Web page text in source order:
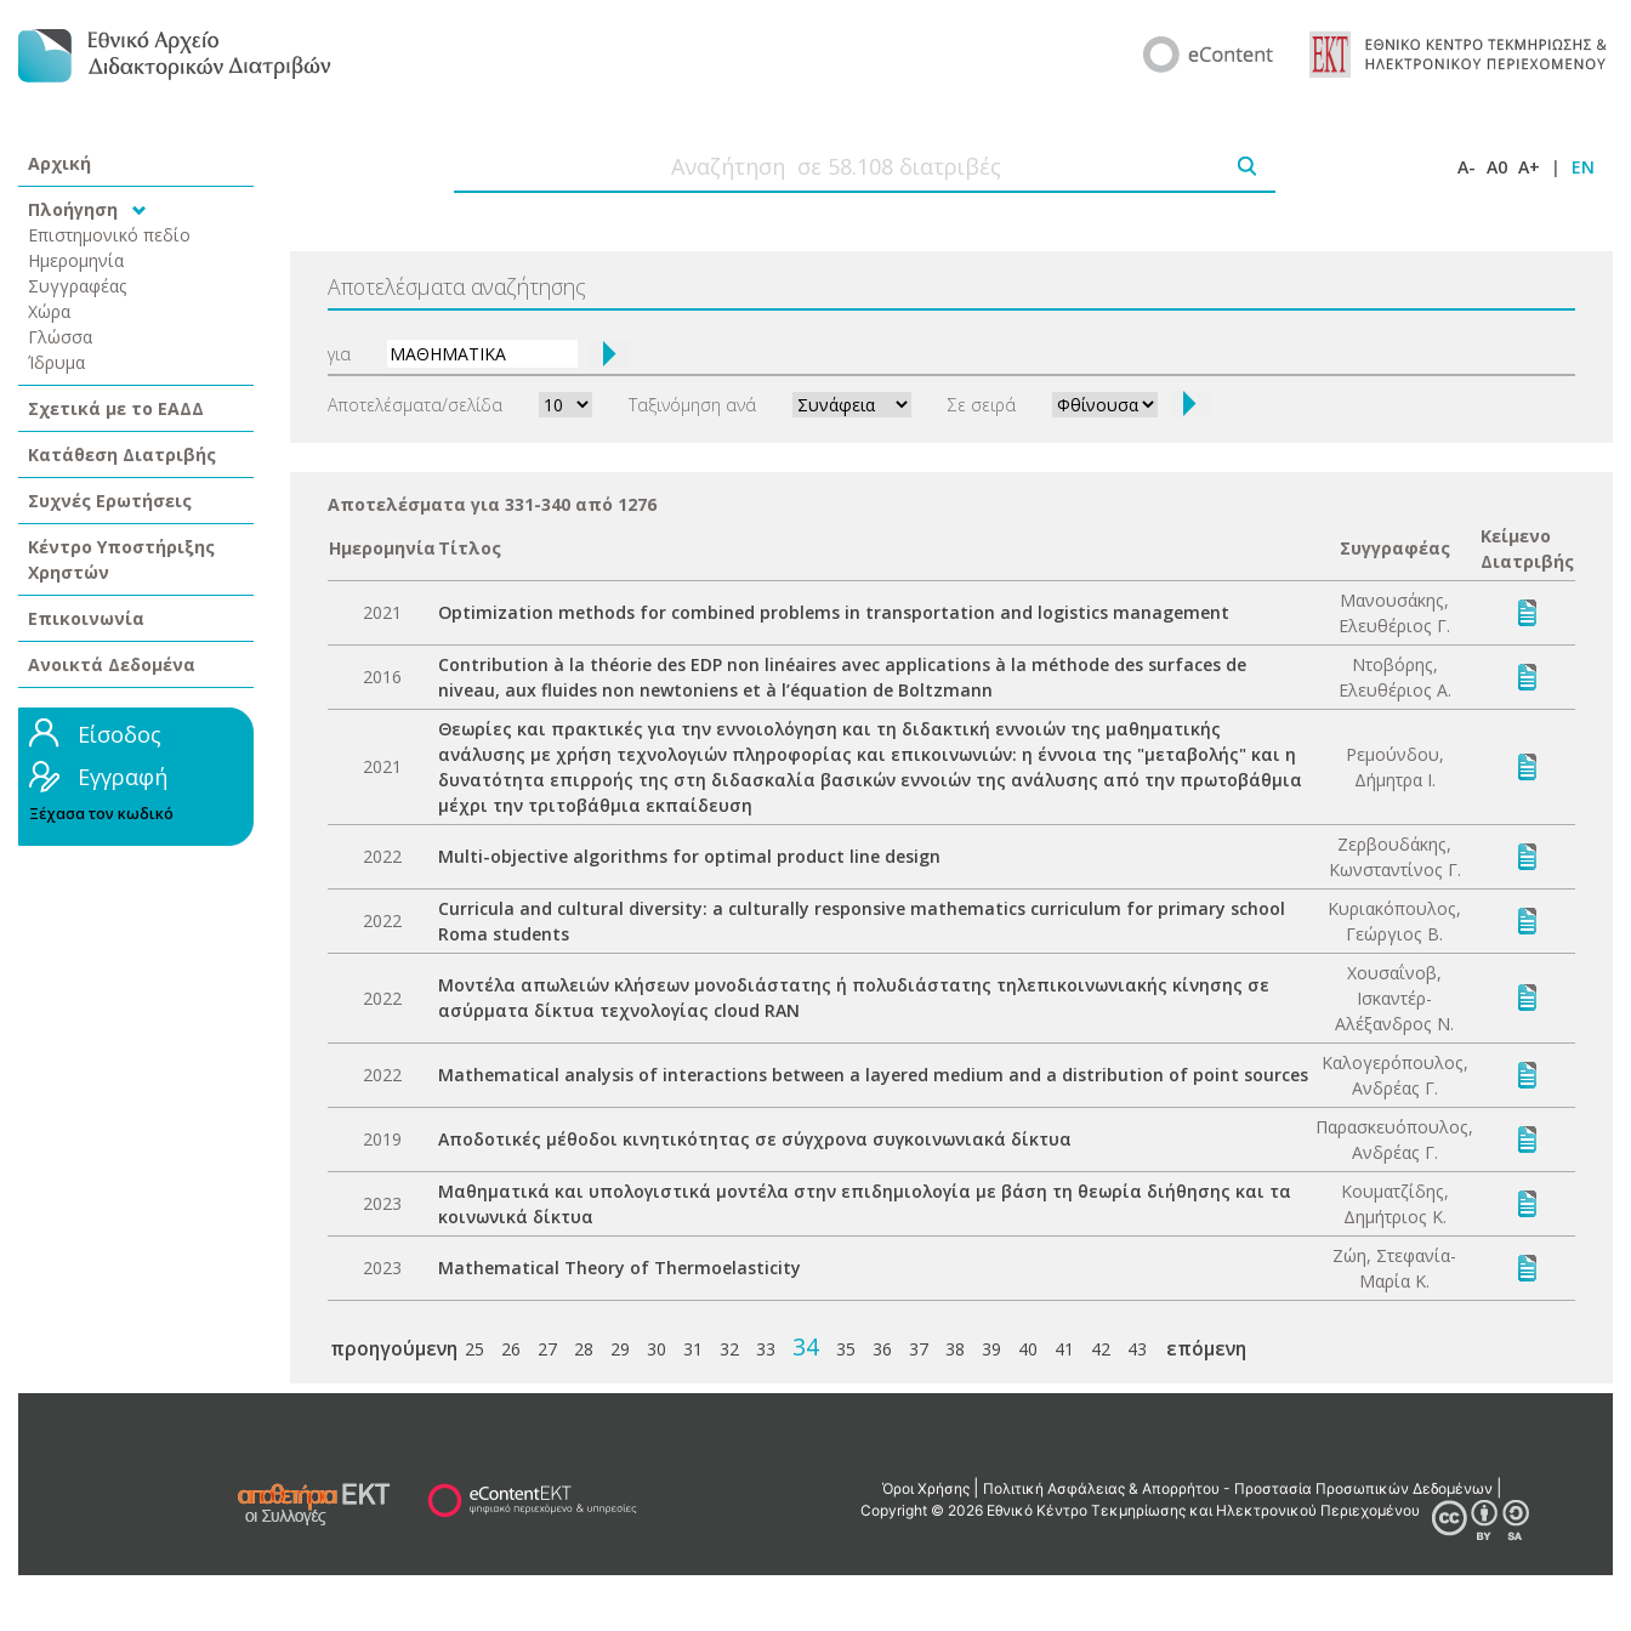
Αρχική
Πλοήγηση
Επιστημονικό πεδίο
Ημερομηνία
Συγγραφέας
Χώρα
Γλώσσα
Ίδρυμα
Σχετικά με το ΕΑΔΔ
Κατάθεση Διατριβής
Συχνές Ερωτήσεις
Κέντρο Υποστήριξης
Χρηστών
Επικοινωνία
Ανοικτά Δεδομένα
Είσοδος
Εγγραφή
Ξέχασα τον κωδικό
A- A0 A+ | EN
Αποτελέσματα αναζήτησης
για
Αποτελέσματα/σελίδα Ταξινόμηση ανά Σε σειρά
Αποτελέσματα για 331-340 από 1276
Ημερομηνία Τίτλος Συγγραφέας
Κείμενο
Διατριβής
2021 Optimization methods for combined problems in transportation and logistics management
Μανουσάκης,
Ελευθέριος Γ.
2016
Contribution à la théorie des EDP non linéaires avec applications à la méthode des surfaces de
niveau, aux fluides non newtoniens et à l’équation de Boltzmann
Ντοβόρης,
Ελευθέριος Α.
2021
Θεωρίες και πρακτικές για την εννοιολόγηση και τη διδακτική εννοιών της μαθηματικής
ανάλυσης με χρήση τεχνολογιών πληροφορίας και επικοινωνιών: η έννοια της "μεταβολής" και η
δυνατότητα επιρροής της στη διδασκαλία βασικών εννοιών της ανάλυσης από την πρωτοβάθμια
μέχρι την τριτοβάθμια εκπαίδευση
Ρεμούνδου,
Δήμητρα Ι.
2022 Multi-objective algorithms for optimal product line design
Ζερβουδάκης,
Κωνσταντίνος Γ.
2022
Curricula and cultural diversity: a culturally responsive mathematics curriculum for primary school
Roma students
Κυριακόπουλος,
Γεώργιος Β.
2022
Μοντέλα απωλειών κλήσεων μονοδιάστατης ή πολυδιάστατης τηλεπικοινωνιακής κίνησης σε
ασύρματα δίκτυα τεχνολογίας cloud RAN
Χουσαΐνοβ,
Ισκαντέρ-
Αλέξανδρος Ν.
2022 Mathematical analysis of interactions between a layered medium and a distribution of point sources
Καλογερόπουλος,
Ανδρέας Γ.
2019 Αποδοτικές μέθοδοι κινητικότητας σε σύγχρονα συγκοινωνιακά δίκτυα
Παρασκευόπουλος,
Ανδρέας Γ.
2023
Μαθηματικά και υπολογιστικά μοντέλα στην επιδημιολογία με βάση τη θεωρία διήθησης και τα
κοινωνικά δίκτυα
Κουματζίδης,
Δημήτριος Κ.
2023 Mathematical Theory of Thermoelasticity
Ζώη, Στεφανία-
Μαρία Κ.
προηγούμενη 25 26 27 28 29 30 31 32 33 34 35 36 37 38 39 40 41 42 43 επόμενη